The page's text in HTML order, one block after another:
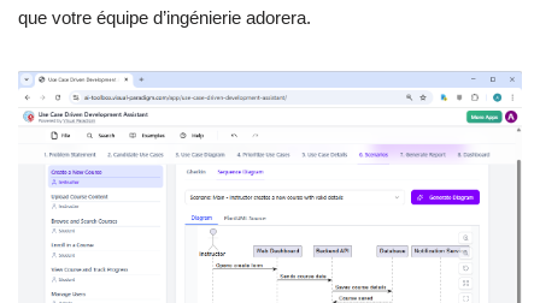
que votre équipe d’ingénierie adorera.